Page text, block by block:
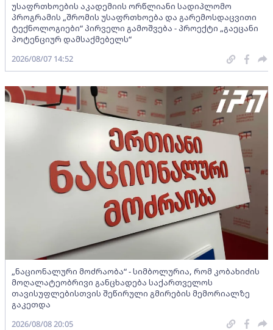
უსაფრთხოების აკადემიის ორწლიანი სადიპლომო
პროგრამის „შრომის უსაფრთხოება და გარემოსდაცვითი
ტექნოლოგიები“ პირველი გამოშვება - პროექტი „გაეცანი
პოტენციურ დამსაქმებელს“
2026/08/07 14:52
„ნაციონალური მოძრაობა“ - სიმბოლურია, რომ კობახიძის
მოღალატეობრივი განცხადება საქართველოს
თავისუფლებისთვის შეწირული გმირების მემორიალზე
გაკეთდა
2026/08/08 20:05